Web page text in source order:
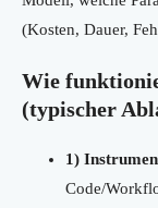
(Kosten, Dauer,
Wie
(typischer
1)
Code/